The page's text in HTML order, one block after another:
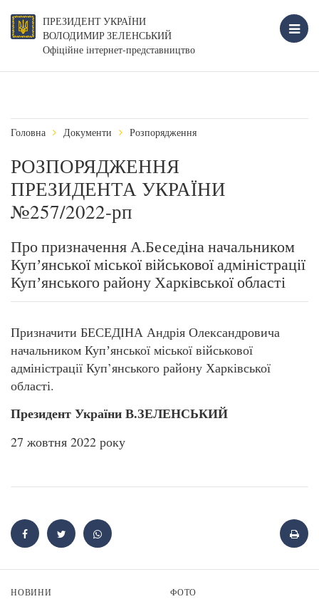
ПРЕЗИДЕНТ УКРАЇНИ
ВОЛОДИМИР ЗЕЛЕНСЬКИЙ
Офіційне інтернет-представництво
Головна Документи Розпорядження
РОЗПОРЯДЖЕННЯ
ПРЕЗИДЕНТА УКРАЇНИ
№257/2022-рп
Про призначення А.Беседіна начальником
Купʼянської міської військової адміністрації
Купʼянського району Харківської області
Призначити БЕСЕДІНА Андрія Олександровича
начальником Купʼянської міської військової
адміністрації Куп’янського району Харківської
області.
Президент України В.ЗЕЛЕНСЬКИЙ
27 жовтня 2022 року
НОВИНИ ФОТО